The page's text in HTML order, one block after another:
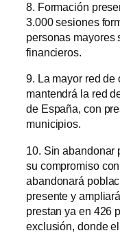
8. Formación
3.000 sesiones
personas mayores
financieros.
9. La mayor red
mantendrá la red
de España, con
municipios.
10. Sin abandonar
su compromiso
abandonará
presente y
prestan ya en 426
exclusión, donde